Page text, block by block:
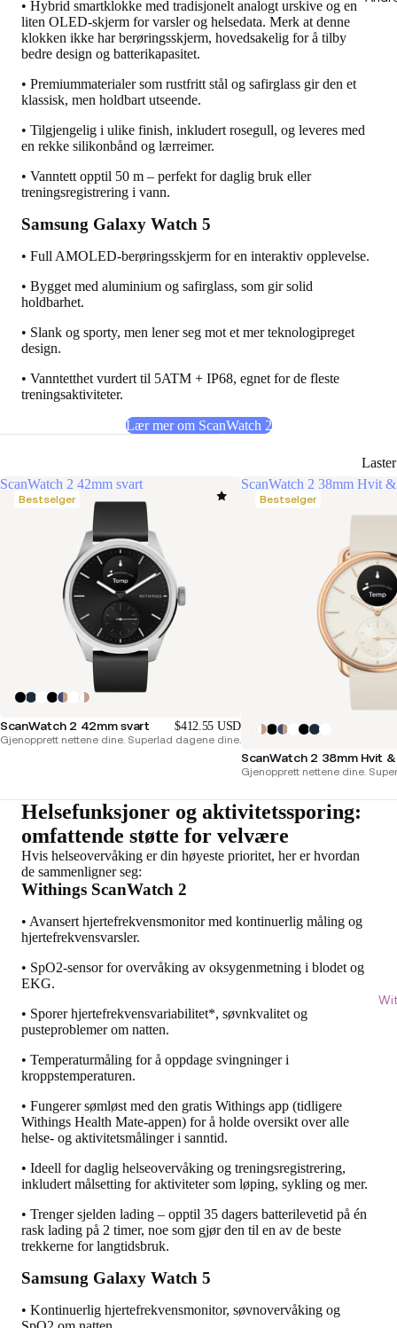
• Hybrid smartklokke med tradisjonelt analogt urskive og en
liten OLED-skjerm for varsler og helsedata. Merk at denne
klokken ikke har berøringsskjerm, hovedsakelig for å tilby
bedre design og batterikapasitet.
• Premiummaterialer som rustfritt stål og safirglass gir den et
klassisk, men holdbart utseende.
• Tilgjengelig i ulike finish, inkludert rosegull, og leveres med
en rekke silikonbånd og lærreimer.
• Vanntett opptil 50 m – perfekt for daglig bruk eller
treningsregistrering i vann.
Samsung Galaxy Watch 5
• Full AMOLED-berøringsskjerm for en interaktiv opplevelse.
• Bygget med aluminium og safirglass, som gir solid
holdbarhet.
• Slank og sporty, men lener seg mot et mer teknologipreget
design.
• Vanntetthet vurdert til 5ATM + IP68, egnet for de fleste
treningsaktiviteter.
Lær mer om ScanWatch 2
ScanWatch 2 42mm svart
Bestselger
ScanWatch 2 42mm svart $412.55 USD
Gjenopprett nettene dine. Superlad dagene dine.
ScanWatch 2 38mm Hvit
Bestselger
ScanWatch 2 38mm Hvit
Gjenopprett nettene dine.
Helsefunksjoner og aktivitetssporing:
omfattende støtte for velvære
Hvis helseovervåking er din høyeste prioritet, her er hvordan
de sammenligner seg:
Withings ScanWatch 2
• Avansert hjertefrekvensmonitor med kontinuerlig måling og
hjertefrekvensvarsler.
• SpO2-sensor for overvåking av oksygenmetning i blodet og
EKG.
• Sporer hjertefrekvensvariabilitet*, søvnkvalitet og
pusteproblemer om natten.
• Temperaturmåling for å oppdage svingninger i
kroppstemperaturen.
• Fungerer sømløst med den gratis Withings app (tidligere
Withings Health Mate-appen) for å holde oversikt over alle
helse- og aktivitetsmålinger i sanntid.
• Ideell for daglig helseovervåking og treningsregistrering,
inkludert målsetting for aktiviteter som løping, sykling og mer.
• Trenger sjelden lading – opptil 35 dagers batterilevetid på én
rask lading på 2 timer, noe som gjør den til en av de beste
trekkerne for langtidsbruk.
Samsung Galaxy Watch 5
• Kontinuerlig hjertefrekvensmonitor, søvnovervåking og